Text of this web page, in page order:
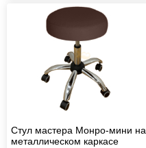
Стул мастера Монро-мини на
металлическом каркасе